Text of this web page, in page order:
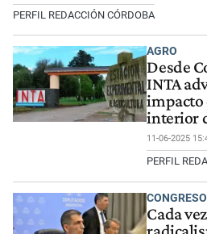
PERFIL REDACCIÓN CÓRDOBA
AGRO
Desde
INTA
impacto
interior
11-06-2025
PERFIL
Cada